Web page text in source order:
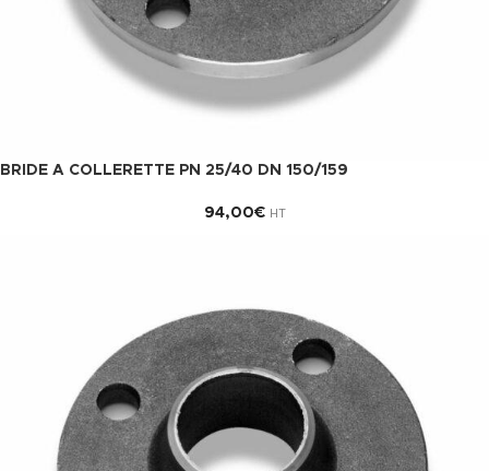
BRIDE A COLLERETTE PN 25/40 DN 150/159
94,00€ HT